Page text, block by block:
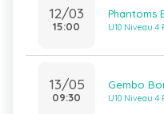
12/03
15:00
Phantoms
U10 Niveau 4
13/05
09:30
Gembo
U10 Niveau 4